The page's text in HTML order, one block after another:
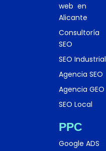
web en
Alicante
Consultoría
SEO
SEO Industrial
Agencia SEO
Agencia GEO
SEO Local
PPC
Google ADS